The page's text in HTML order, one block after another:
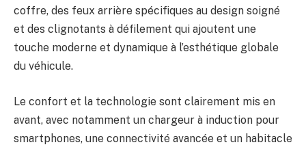
coffre, des feux arrière spécifiques au design soigné
et des clignotants à défilement qui ajoutent une
touche moderne et dynamique à l’esthétique globale
du véhicule.
Le confort et la technologie sont clairement mis en
avant, avec notamment un chargeur à induction pour
smartphones, une connectivité avancée et un habitacle